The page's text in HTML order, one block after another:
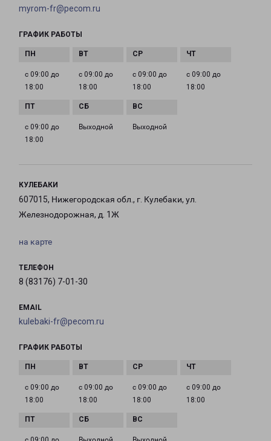
myrom-fr@pecom.ru
ГРАФИК РАБОТЫ
с 09:00 до
18:00
с 09:00 до
18:00
с 09:00 до
18:00
с 09:00 до
18:00
с 09:00 до
18:00
Выходной Выходной
КУЛЕБАКИ
607015, Нижегородская обл., г. Кулебаки, ул.
Железнодорожная, д. 1Ж
на карте
ТЕЛЕФОН
8 (83176) 7-01-30
EMAIL
kulebaki-fr@pecom.ru
ГРАФИК РАБОТЫ
с 09:00 до
18:00
с 09:00 до
18:00
с 09:00 до
18:00
с 09:00 до
18:00